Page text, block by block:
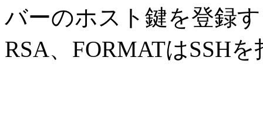
バーのホスト鍵を登録
RSA、FORMATはSSH